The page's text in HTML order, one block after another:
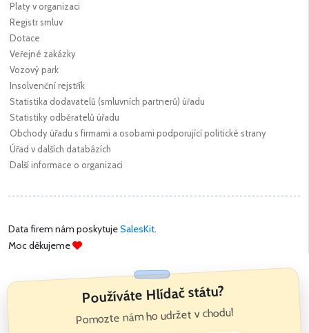
Platy v organizaci
Registr smluv
Dotace
Veřejné zakázky
Vozový park
Insolvenční rejstřík
Statistika dodavatelů (smluvních partnerů) úřadu
Statistiky odběratelů úřadu
Obchody úřadu s firmami a osobami podporující politické strany
Úřad v dalších databázích
Další informace o organizaci
Data firem nám poskytujeSalesKit.
Moc děkujeme
Používáte Hlídač státu?
Pomozte nám ho udržet v chodu!